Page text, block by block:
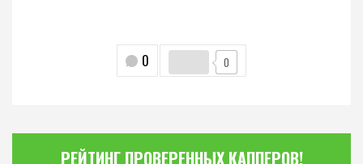
0 0
РЕЙТИНГ ПРОВЕРЕННЫХ КАППЕРОВ!